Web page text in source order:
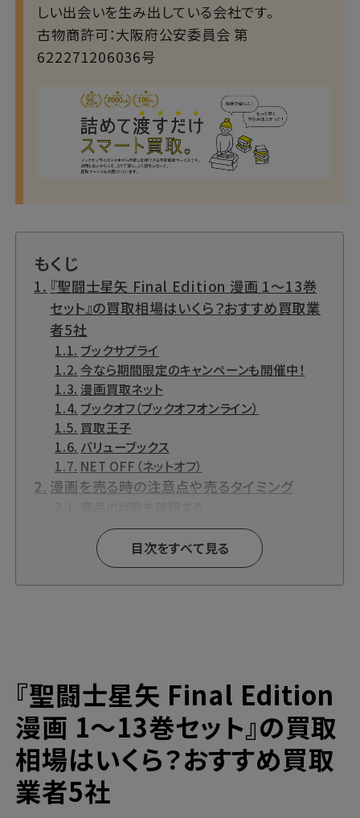
しい出会いを生み出している会社です。
古物商許可：大阪府公安委員会 第
622271206036号
もくじ
『聖闘士星矢 Final Edition 漫画 1～13巻
セット』の買取相場はいくら？おすすめ買取業
者5社
ブックサプライ
今なら期間限定のキャンペーンも開催中！
漫画買取ネット
ブックオフ（ブックオフオンライン）
買取王子
バリューブックス
NET OFF（ネットオフ）
漫画を売る時の注意点や売るタイミング
まとめて売る
新作は早く売る
『聖闘士星矢 Final Edition』とは？
『聖闘士星矢』関連商品も高価買取中です！
漫画買取と言えばブックサプライの宅配買
取！
高価買取ならブックサプライへ
今なら期間限定のキャンペーンも開催中！
目次をすべて見る
『聖闘士星矢 Final Edition
漫画 1～13巻セット』の買取
相場はいくら？おすすめ買取
業者5社